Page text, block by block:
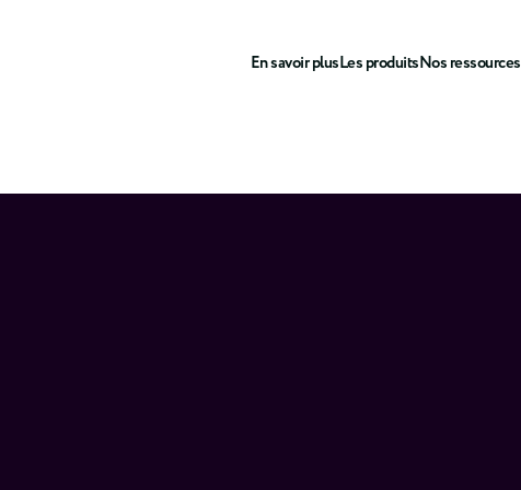
En savoir plusLes produitsNos ressources